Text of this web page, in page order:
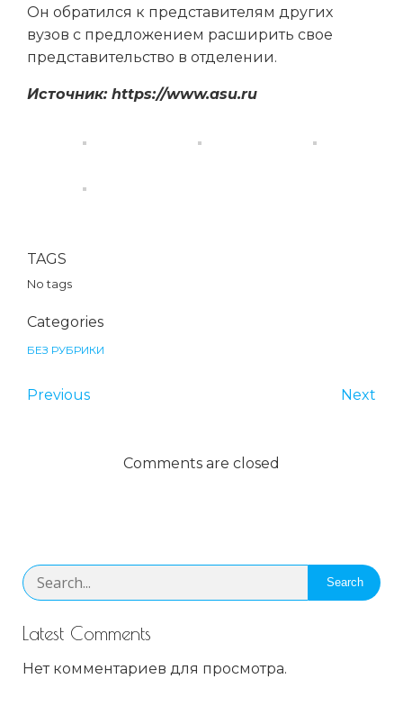
Он обратился к представителям других
вузов с предложением расширить свое
представительство в отделении.
Источник: https://www.asu.ru
TAGS
No tags
Categories
БЕЗ РУБРИКИ
Previous Next
Comments are closed
Search
Latest Comments
Нет комментариев для просмотра.